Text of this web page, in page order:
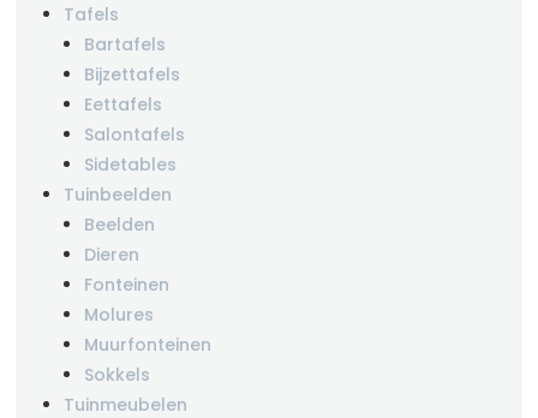
Tafels
Bartafels
Bijzettafels
Eettafels
Salontafels
Sidetables
Tuinbeelden
Beelden
Dieren
Fonteinen
Molures
Muurfonteinen
Sokkels
Tuinmeubelen